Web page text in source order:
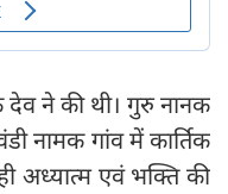
देव ने की थी। गुरु नानक
नामक गांव में कार्तिक
अध्यात्म एवं भक्ति की